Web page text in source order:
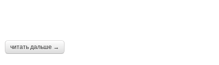
читать дальше →